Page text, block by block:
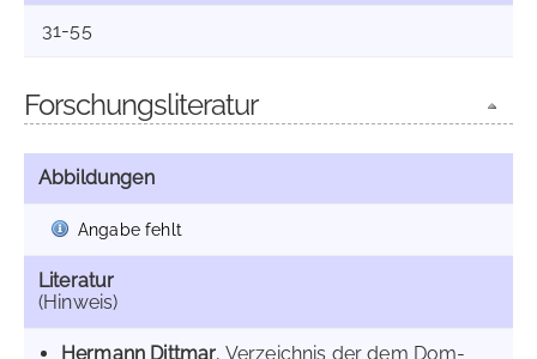
31-55
Forschungsliteratur
Abbildungen
Angabe fehlt
Literatur
(Hinweis)
Hermann Dittmar, Verzeichnis der dem Dom-